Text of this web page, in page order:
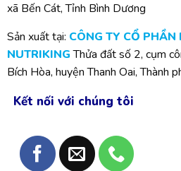
xã Bến Cát, Tỉnh Bình Dương
Sản xuất tại: CÔNG TY CỔ PHẦN
NUTRIKINGThửa đất số 2, cụm
Bích Hòa, huyện Thanh Oai, Thành
Kết nối với chúng tôi